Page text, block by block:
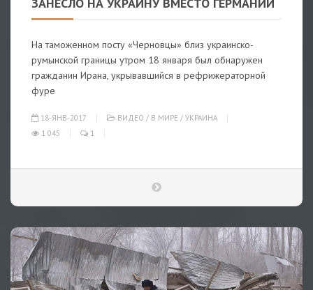
На таможенном посту «Черновцы» близ украинско-
румынской границы утром 18 января был обнаружен
гражданин Ирана, укрывавшийся в рефрижераторной
фуре
18-ЯНВ-2017 ВИДЕО / В МИРЕ / УКРАИНА
1 045
1